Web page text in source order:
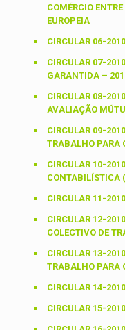
COMÉRCIO
EUROPEIA
CIRCULAR 06-
CIRCULAR 07-
GARANTIDA –
CIRCULAR 08-
AVALIAÇÃO
CIRCULAR 09-
TRABALHO PARA
CIRCULAR 10-
CONTABILÍSTICA
CIRCULAR 11-
CIRCULAR 12-
COLECTIVO DE
CIRCULAR 13-
TRABALHO PARA
CIRCULAR 14-
CIRCULAR 15-